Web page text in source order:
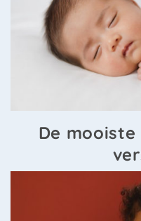
De mooiste